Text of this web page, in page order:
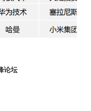
论坛